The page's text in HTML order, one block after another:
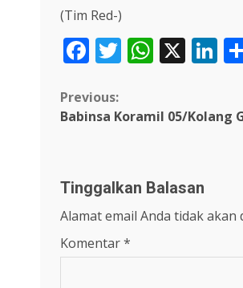
(Tim Red-)
Facebook
Twitter
X
Continue
Previous:
Babinsa Koramil 05/Kolang
Tinggalkan Balasan
Alamat email Anda tidak akan
Komentar*